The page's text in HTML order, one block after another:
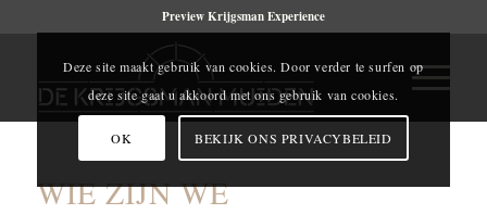
Preview Krijgsman Experience
WIE ZIJN WE
Deze site maakt gebruik van cookies. Door verder te surfen op
deze site gaat u akkoord met ons gebruik van cookies.
OK BEKIJK ONS PRIVACYBELEID